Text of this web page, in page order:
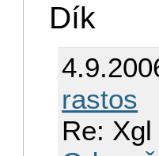
Dík
rastos
Re: